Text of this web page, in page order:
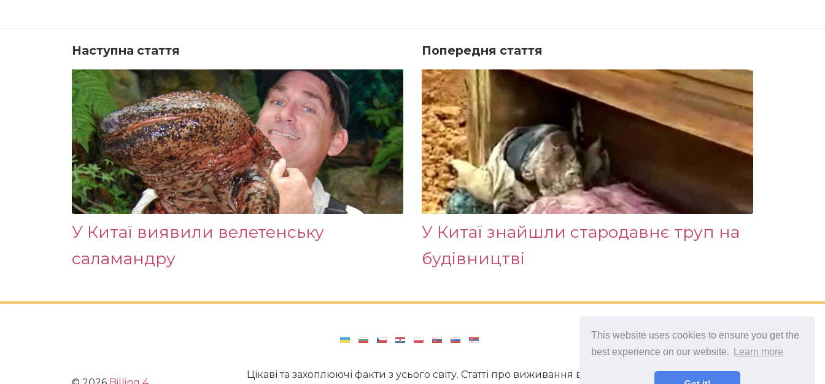
This website uses cookies to ensure you get the
best experience on our website.
Learn more
Наступна стаття
У Китаї виявили велетенську
саламандру
Попередня стаття
У Китаї знайшли стародавнє труп на
будівництві
Цікаві та захоплюючі факти з усього світу. Статті про виживання в непередбачених ситуаціях.